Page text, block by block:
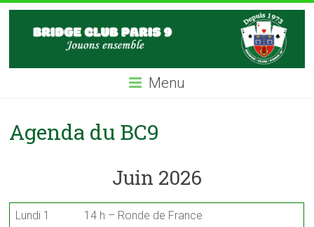
Skip
contentBC9
Club
Menu
Agenda du BC9
Juin 2026
Lundi 1
14 h – Ronde de France